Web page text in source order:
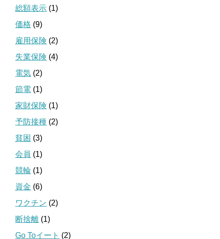
総額表示 (1)
価格 (9)
雇用保険 (2)
失業保険 (4)
電気 (2)
節電 (1)
家財保険 (1)
予防接種 (2)
貧困 (3)
会員 (1)
競輪 (1)
資金 (6)
ワクチン (2)
断捨離 (1)
Go Toイート (2)